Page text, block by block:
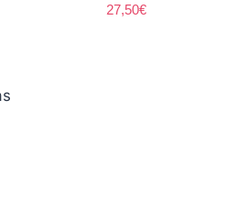
27,50€